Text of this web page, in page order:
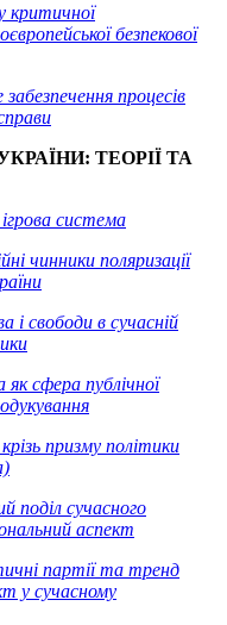
критичної
безпекової
процесів
ТЕОРІЇ ТА
система
чинники поляризації
і свободи в сучасній
сфера публічної
призму політики
поділ сучасного
аспект
партії та тренд
у сучасному